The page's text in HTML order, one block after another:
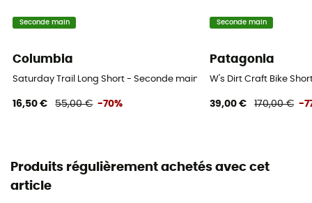
Seconde main
Columbia
Saturday Trail Long Short - Seconde main Short femme - Bleu - US
16,50 € 55,00 € -70%
Seconde main
Patagonia
W's Dirt Craft Bike
39,00 € 170,00 € -
Produits régulièrement achetés avec cet
article